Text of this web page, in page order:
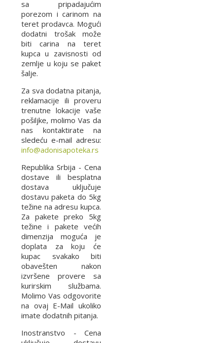
sa pripadajućim
porezom i carinom na
teret prodavca. Mogući
dodatni trošak može
biti carina na teret
kupca u zavisnosti od
zemlje u koju se paket
šalje.
Za sva dodatna pitanja,
reklamacije ili proveru
trenutne lokacije vaše
pošiljke, molimo Vas da
nas kontaktirate na
sledeću e-mail adresu:
info@adonisapoteka.rs
Republika Srbija - Cena
dostave ili besplatna
dostava uključuje
dostavu paketa do 5kg
težine na adresu kupca.
Za pakete preko 5kg
težine i pakete većih
dimenzija moguća je
doplata za koju će
kupac svakako biti
obavešten nakon
izvršene provere sa
kurirskim službama.
Molimo Vas odgovorite
na ovaj E-Mail ukoliko
imate dodatnih pitanja.
Inostranstvo - Cena